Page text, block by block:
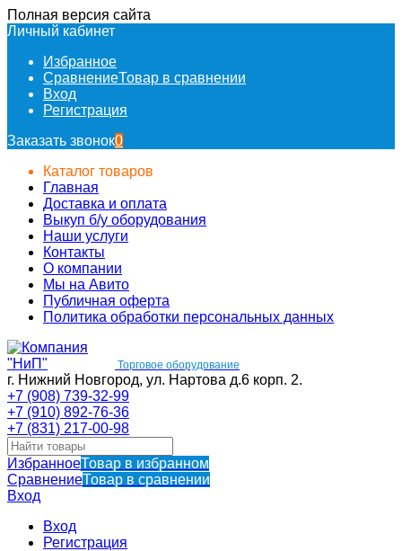
Полная версия сайта
Личный кабинет
Избранное
СравнениеТовар в сравнении
Вход
Регистрация
Заказать звонок0
Каталог товаров
Главная
Доставка и оплата
Выкуп б/у оборудования
Наши услуги
Контакты
О компании
Мы на Авито
Публичная оферта
Политика обработки персональных данных
Торговое оборудование
г. Нижний Новгород, ул. Нартова д.6 корп. 2.
+7 (908) 739-32-99
+7 (910) 892-76-36
+7 (831) 217-00-98
ИзбранноеТовар в избранном
СравнениеТовар в сравнении
Вход
Вход
Регистрация